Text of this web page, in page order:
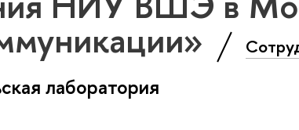
лаборатория